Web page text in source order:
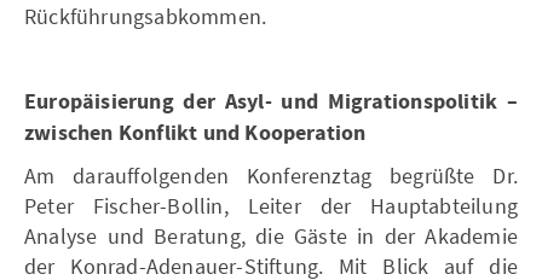
Rückführungsabkommen.
Europäisierung der Asyl- und Migrationspolitik –
zwischen Konflikt und Kooperation
Am darauffolgenden Konferenztag begrüßte Dr.
Peter Fischer-Bollin, Leiter der Hauptabteilung
Analyse und Beratung, die Gäste in der Akademie
der Konrad-Adenauer-Stiftung. Mit Blick auf die